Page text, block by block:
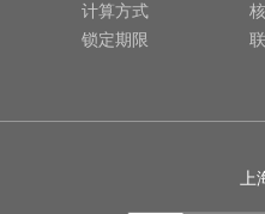
计算方式
锁定期限